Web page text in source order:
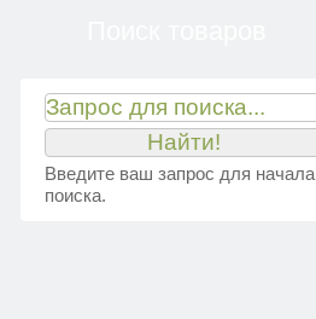
Введите ваш запрос для начала
поиска.